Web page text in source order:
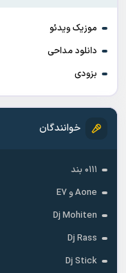
موزیک ویدئو
دانلود مداحی
بزودی
خوانندگان
۰۱۱۱ بند
Aone و E7
Dj Mohiten
Dj Rass
Dj Stick